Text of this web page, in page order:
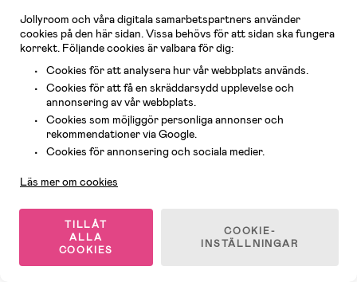
också flexibel och har ett inre foder med isolerande egenskaper. En
softshelljacka är det perfekta valet för aktiva barn som älskar att
klättra, hoppa och springa . Vi på Jollyroom erbjuder softshelljackor i
olika färger och mönster så att ditt barn kan välja en jacka som är lika
motståndskraftig och flexibel som den är snygg.
Vilka väder passar en softshelljacka
När det gäller funktionella ytterkläder är en softshelljacka av hög
kvalitet ett oslagbart val. Dessa jackor är utformade för att klara olika
väderlekar och är perfekta för familjer som gillar att vara utomhus,
oavsett väder. Då alla softshelljackor har en DWR-beläggning som gör att
vattnet inte kan tränga igenom tyget lika lätt, så kan ditt barn njuta av
sin dag utomhus utan att behöva oroa sig för plötsliga vindbyar eller
regnskurar som kan störa leken. Softshelljackor har även ett mjukt,
isolerande lager som ger extra värme under kyligare dagar. I en
softshelljacka hittar du den perfekta följeslagaren för allt från vandring i
Jollyroom och våra digitala samarbetspartners använder
cookies på den här sidan. Vissa behövs för att sidan ska fungera
korrekt. Följande cookies är valbara för dig:
Cookies för att analysera hur vår webbplats används.
Cookies för att få en skräddarsydd upplevelse och
annonsering av vår webbplats.
Cookies som möjliggör personliga annonser och
rekommendationer via Google.
Cookies för annonsering och sociala medier.
Läs mer om cookies
TILLÅT
ALLA
COOKIES
COOKIE-
INSTÄLLNINGAR